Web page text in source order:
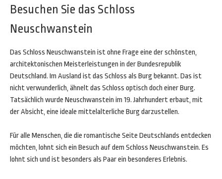
Besuchen Sie das Schloss
Neuschwanstein
Das Schloss Neuschwanstein ist ohne Frage eine der schönsten,
architektonischen Meisterleistungen in der Bundesrepublik
Deutschland. Im Ausland ist das Schloss als Burg bekannt. Das ist
nicht verwunderlich, ähnelt das Schloss optisch doch einer Burg.
Tatsächlich wurde Neuschwanstein im 19. Jahrhundert erbaut, mit
der Absicht, eine ideale mittelalterliche Burg darzustellen.
Für alle Menschen, die die romantische Seite Deutschlands entdecken
möchten, lohnt sich ein Besuch auf dem Schloss Neuschwanstein. Es
lohnt sich und ist besonders als Paar ein besonderes Erlebnis.